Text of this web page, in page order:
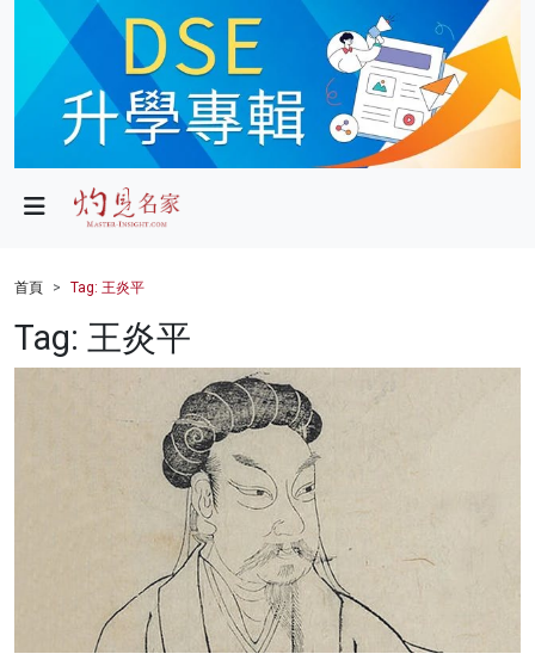
政局
財經
健康
灼見活動
首頁 Tag: 王炎平
Tag: 王炎平